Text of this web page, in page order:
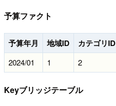
予算ファクト
予算年月 地域ID カテゴリID
2024/01 1 2
Keyブリッジテーブル